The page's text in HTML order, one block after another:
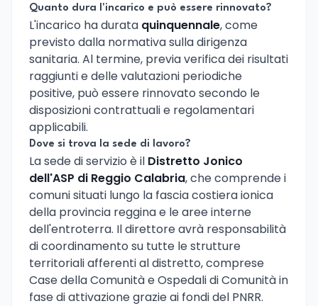
Quanto dura l'incarico e può essere rinnovato?
L'incarico ha durata quinquennale, come
previsto dalla normativa sulla dirigenza
sanitaria. Al termine, previa verifica dei risultati
raggiunti e delle valutazioni periodiche
positive, può essere rinnovato secondo le
disposizioni contrattuali e regolamentari
applicabili.
Dove si trova la sede di lavoro?
La sede di servizio è il Distretto Jonico
dell'ASP di Reggio Calabria, che comprende i
comuni situati lungo la fascia costiera ionica
della provincia reggina e le aree interne
dell'entroterra. Il direttore avrà responsabilità
di coordinamento su tutte le strutture
territoriali afferenti al distretto, comprese
Case della Comunità e Ospedali di Comunità in
fase di attivazione grazie ai fondi del PNRR.